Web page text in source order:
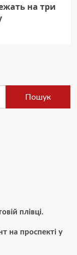
на три
Пошук
плівці.
на проспекті у